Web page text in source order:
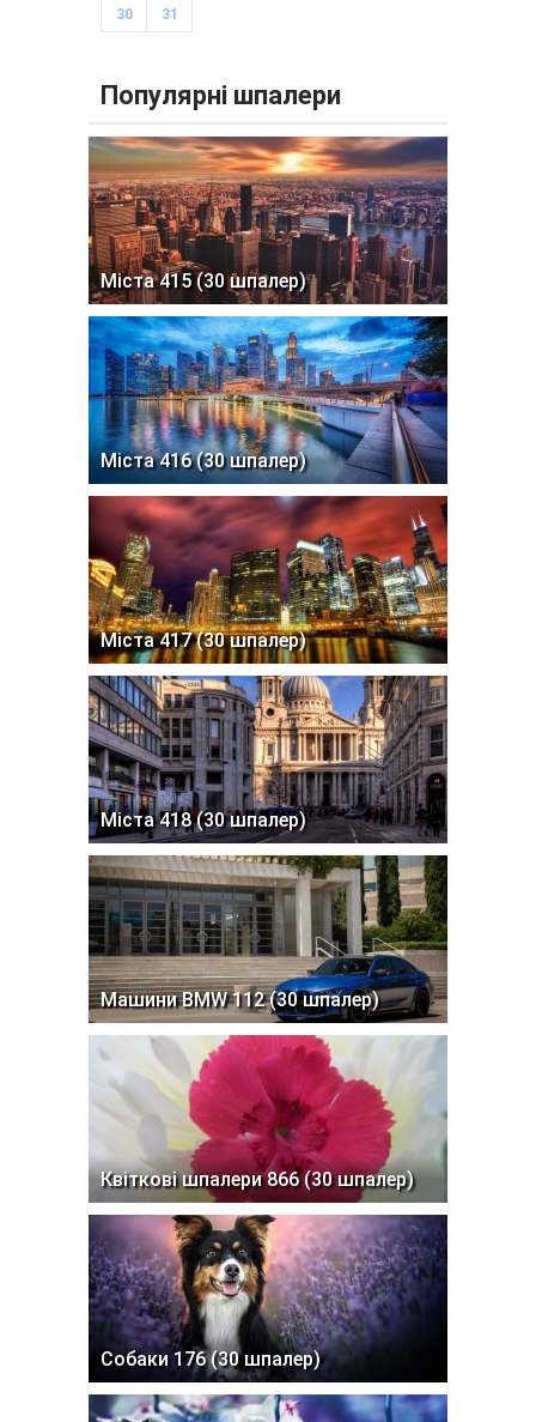
30 31
Популярні шпалери
Міста 415 (30 шпалер)
Міста 416 (30 шпалер)
Міста 417 (30 шпалер)
Міста 418 (30 шпалер)
Машини BMW 112 (30 шпалер)
Квіткові шпалери 866 (30 шпалер)
Собаки 176 (30 шпалер)